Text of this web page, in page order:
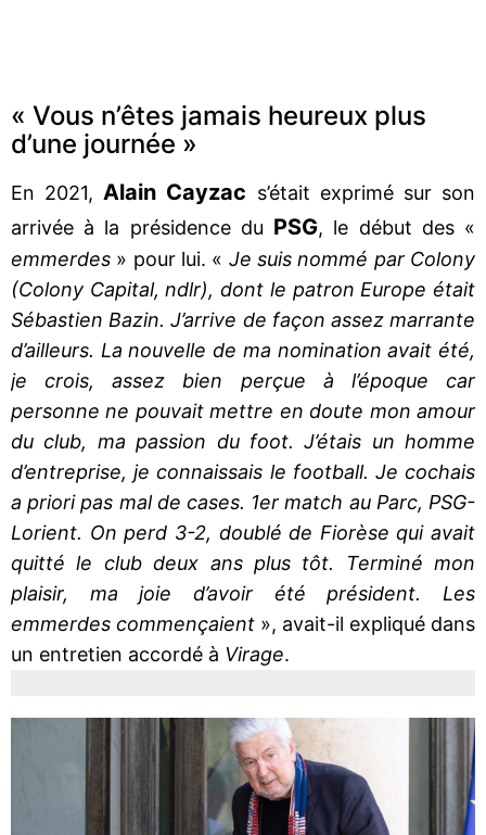
« Vous n’êtes jamais heureux plus
d’une journée »
En 2021, Alain Cayzac s’était exprimé sur son
arrivée à la présidence du PSG, le début des «
emmerdes » pour lui. « Je suis nommé par Colony
(Colony Capital, ndlr), dont le patron Europe était
Sébastien Bazin. J’arrive de façon assez marrante
d’ailleurs. La nouvelle de ma nomination avait été,
je crois, assez bien perçue à l’époque car
personne ne pouvait mettre en doute mon amour
du club, ma passion du foot. J’étais un homme
d’entreprise, je connaissais le football. Je cochais
a priori pas mal de cases. 1er match au Parc, PSG-
Lorient. On perd 3-2, doublé de Fiorèse qui avait
quitté le club deux ans plus tôt. Terminé mon
plaisir, ma joie d’avoir été président. Les
emmerdes commençaient », avait-il expliqué dans
un entretien accordé à Virage.